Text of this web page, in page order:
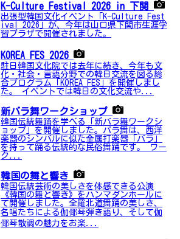
K-Culture Festival 2026 in 下関
出張型韓国文化イベント「K-Culture Fest
ival 2026」が、今年は山口県下関市生涯学
習プラザで開催されました。
KOREA FES 2026
駐日韓国文化院では去年に続き、今年も文
化・社会・言語分野での韓日交流を図る総
合プログラム「KOREA FES」を開催しまし
た。 イベントでは韓日の文化交流や...
新バラ舞ワークショップ
韓国伝統舞踊を学べる「新バラ舞ワークシ
ョップ」を開催しました。バラ舞は、西洋
楽器のシンバルに似た金属打楽器「バラ」
を持って踊る伝統的な民俗舞踊です。 ワー
ク...
韓国の舞と響き
韓国伝統芸術の美しさを体感できる公演
《韓国の舞と響き》をハンマダンホールに
て開催しました。全羅北道舞踊の美しさ、
名唱たちによる伽倻琴弾き語り、そして伽
倻琴散調の魅力をお楽...